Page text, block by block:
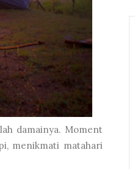
damainya. Moment
menikmati matahari